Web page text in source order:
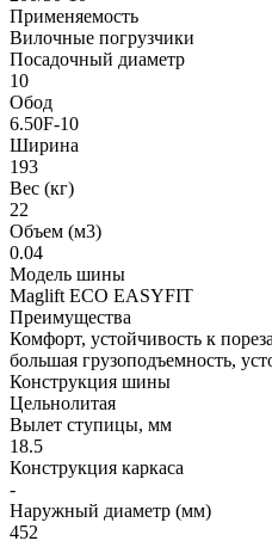
Применяемость
Вилочные погрузчики
Посадочный диаметр
10
Обод
6.50F-10
Ширина
193
Вес (кг)
22
Объем (м3)
0.04
Модель шины
Maglift ECO EASYFIT
Преимущества
Комфорт, устойчивость к
большая грузоподъемность,
Конструкция шины
Цельнолитая
Вылет ступицы, мм
18.5
Конструкция каркаса
-
Наружный диаметр (мм)
452